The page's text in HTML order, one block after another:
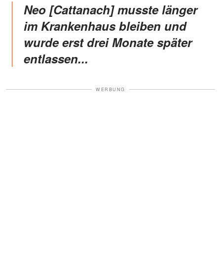
Neo [Cattanach] musste länger
im Krankenhaus bleiben und
wurde erst drei Monate später
entlassen...
WERBUNG